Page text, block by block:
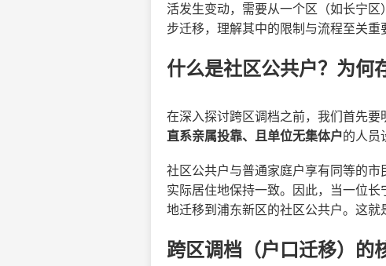
活发生变动，需要从一个区（如长宁区
步迁移，理解其中的限制与流程至关
什么是社区公共户？为何
在深入探讨跨区调档之前，我们首先
直系亲属投靠、且单位无集体户的人员
社区公共户与普通家庭户享有同等的市
实际居住地保持一致。因此，当一位
地迁移到浦东新区的社区公共户。这
跨区调档（户口迁移）的